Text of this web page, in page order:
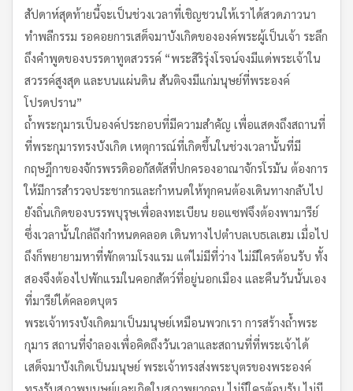
สัปดาห์สุดท้ายนี้จะเป็นช่วงเวลาที่เชิญชวนให้เราได้สวดภาวนา
ทำพลีกรรม รอคอยการเสด็จมาบังเกิดขององค์พระผู้เป็นเจ้า ระลึก
ถึงคำพูดของบรรดาทูตสวรรค์ “พระสิริรุ่งโรจน์จงมีแด่พระเจ้าใน
สวรรค์สูงสุด และบนแผ่นดิน สันติจงมีแก่มนุษย์ที่พระองค์
โปรดปราน”
ถ้ำพระกุมารเป็นองค์ประกอบที่มีความสำคัญ เพื่อแสดงถึงสถานที่
ที่พระกุมารทรงบังเกิด เหตุการณ์ที่เกิดขึ้นในช่วงเวลานั้นที่มี
กฤษฎีกาของจักรพรรดิออกัสตัสที่ปกครองอาณาจักรโรมัน ต้องการ
ให้มีการสำรวจประชากรและกำหนดให้ทุกคนต้องเดินทางกลับไป
ยังถิ่นเกิดของบรรพบุรุษเพื่อลงทะเบียน ยอแซฟจึงต้องพามารีย์
ซึ่งเวลานั้นใกล้ถึงกำหนดคลอด เดินทางไปตำบลเบธเลเฮม เมื่อไป
ถึงก็พยายามหาที่พักตามโรงแรม แต่ไม่มีที่ว่าง ไม่มีใครต้อนรับ ทั้ง
สองจึงต้องไปพักแรมในคอกสัตว์ที่อยู่นอกเมือง และคืนวันนั้นเอง
ที่มารีย์ได้คลอดบุตร
พระเจ้าทรงบังเกิดมาเป็นมนุษย์เหมือนพวกเรา การสร้างถ้ำพระ
กุมาร สถานที่จำลองเพื่อคิดถึงวันเวลาและสถานที่ที่พระเจ้าได้
เสด็จมาบังเกิดเป็นมนุษย์ พระเจ้าทรงส่งพระบุตรของพระองค์